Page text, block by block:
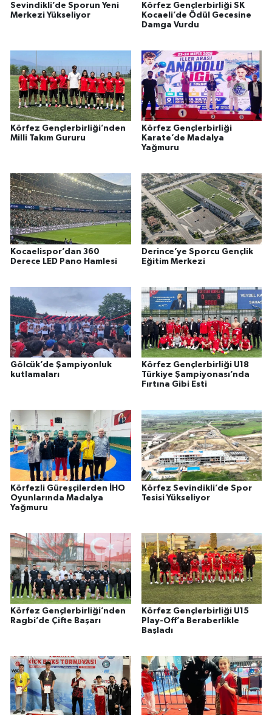
Sevindikli’de Sporun Yeni
Merkezi Yükseliyor
Körfez Gençlerbirliği SK
Kocaeli’de Ödül Gecesine
Damga Vurdu
Körfez Gençlerbirliği’nden
Milli Takım Gururu
Körfez Gençlerbirliği
Karate’de Madalya
Yağmuru
Kocaelispor’dan 360
Derece LED Pano Hamlesi
Derince’ye Sporcu Gençlik
Eğitim Merkezi
Gölcük’de Şampiyonluk
kutlamaları
Körfez Gençlerbirliği U18
Türkiye Şampiyonası’nda
Fırtına Gibi Esti
Körfezli Güreşçilerden İHO
Oyunlarında Madalya
Yağmuru
Körfez Sevindikli’de Spor
Tesisi Yükseliyor
Körfez Gençlerbirliği’nden
Ragbi’de Çifte Başarı
Körfez Gençlerbirliği U15
Play-Off’a Beraberlikle
Başladı